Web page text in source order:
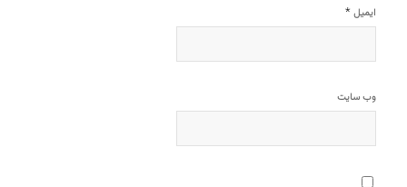
ایمیل *
وب‌ سایت